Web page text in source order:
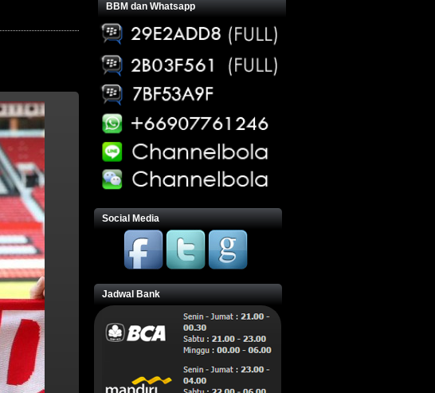
BBM dan Whatsapp
Social Media
Jadwal Bank